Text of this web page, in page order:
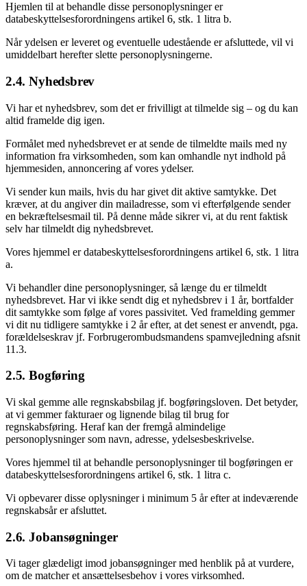
Hjemlen til at behandle disse personoplysninger er
databeskyttelsesforordningens artikel 6, stk. 1 litra b.
Når ydelsen er leveret og eventuelle udestående er afsluttede, vil vi
umiddelbart herefter slette personoplysningerne.
2.4. Nyhedsbrev
Vi har et nyhedsbrev, som det er frivilligt at tilmelde sig – og du kan
altid framelde dig igen.
Formålet med nyhedsbrevet er at sende de tilmeldte mails med ny
information fra virksomheden, som kan omhandle nyt indhold på
hjemmesiden, annoncering af vores ydelser.
Vi sender kun mails, hvis du har givet dit aktive samtykke. Det
kræver, at du angiver din mailadresse, som vi efterfølgende sender
en bekræftelsesmail til. På denne måde sikrer vi, at du rent faktisk
selv har tilmeldt dig nyhedsbrevet.
Vores hjemmel er databeskyttelsesforordningens artikel 6, stk. 1 litra
a.
Vi behandler dine personoplysninger, så længe du er tilmeldt
nyhedsbrevet. Har vi ikke sendt dig et nyhedsbrev i 1 år, bortfalder
dit samtykke som følge af vores passivitet. Ved framelding gemmer
vi dit nu tidligere samtykke i 2 år efter, at det senest er anvendt, pga.
forældelseskrav jf. Forbrugerombudsmandens spamvejledning afsnit
11.3.
2.5. Bogføring
Vi skal gemme alle regnskabsbilag jf. bogføringsloven. Det betyder,
at vi gemmer fakturaer og lignende bilag til brug for
regnskabsføring. Heraf kan der fremgå almindelige
personoplysninger som navn, adresse, ydelsesbeskrivelse.
Vores hjemmel til at behandle personoplysninger til bogføringen er
databeskyttelsesforordningens artikel 6, stk. 1 litra c.
Vi opbevarer disse oplysninger i minimum 5 år efter at indeværende
regnskabsår er afsluttet.
2.6. Jobansøgninger
Vi tager glædeligt imod jobansøgninger med henblik på at vurdere,
om de matcher et ansættelsesbehov i vores virksomhed.